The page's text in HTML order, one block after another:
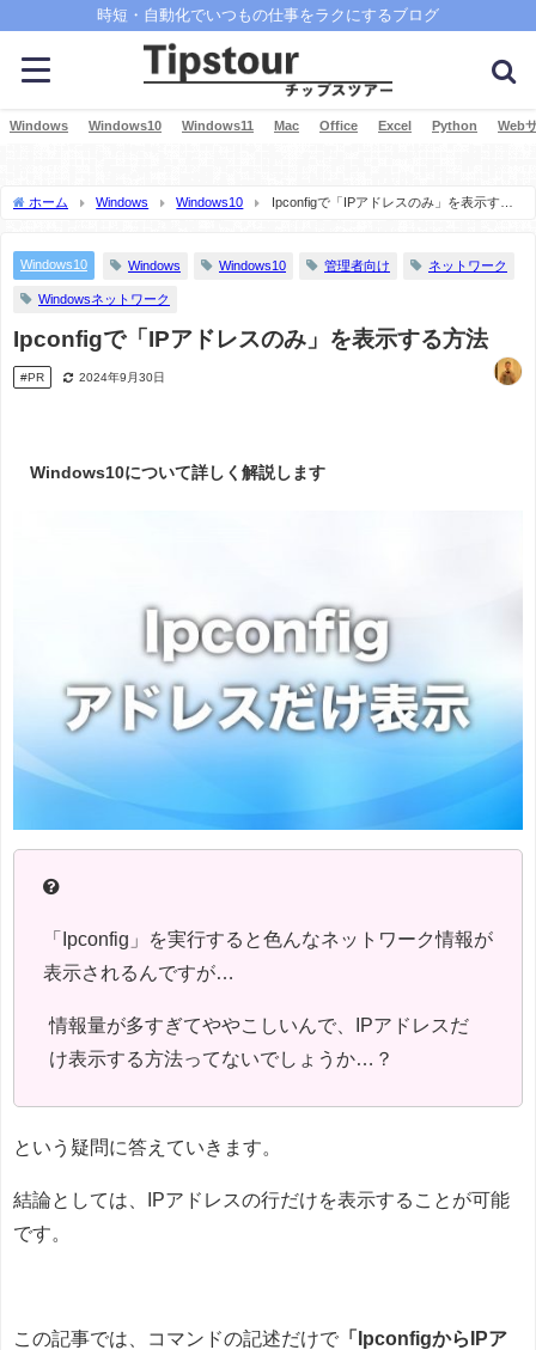
時短・自動化でいつもの仕事をラクにするブログ
Windows Windows10 Windows11 Mac Office Excel Python Web
ホーム Windows Windows10
Ipconfigで「IPアドレスのみ」を表示する
Windows10 Windows Windows10 管理者向け ネットワーク
Windowsネットワーク
Ipconfigで「IPアドレスのみ」を表示する方法
#PR 2024年9月30日
Windows10について詳しく解説します
「Ipconfig」を実行すると色んなネットワーク情報が
表示されるんですが…
情報量が多すぎてややこしいんで、IPアドレスだ
け表示する方法ってないでしょうか…？
という疑問に答えていきます。
結論としては、IPアドレスの行だけを表示することが可能
です。
この記事では、コマンドの記述だけで 「IpconfigからIPア